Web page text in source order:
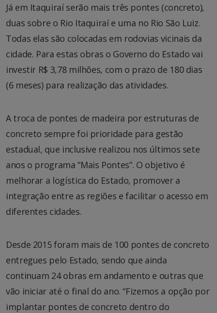
Já em Itaquiraí serão mais três pontes (concreto),
duas sobre o Rio Itaquiraí e uma no Rio São Luiz.
Todas elas são colocadas em rodovias vicinais da
cidade. Para estas obras o Governo do Estado vai
investir R$ 3,78 milhões, com o prazo de 180 dias
(6 meses) para realização das atividades.
A troca de pontes de madeira por estruturas de
concreto sempre foi prioridade para gestão
estadual, que inclusive realizou nos últimos sete
anos o programa “Mais Pontes”. O objetivo é
melhorar a logística do Estado, promover a
integração entre as regiões e facilitar o acesso em
diferentes cidades.
Desde 2015 foram mais de 100 pontes de concreto
entregues pelo Estado, sendo que ainda
continuam 24 obras em andamento e outras que
vão iniciar até o final do ano. “Fizemos a opção por
implantar pontes de concreto dentro do